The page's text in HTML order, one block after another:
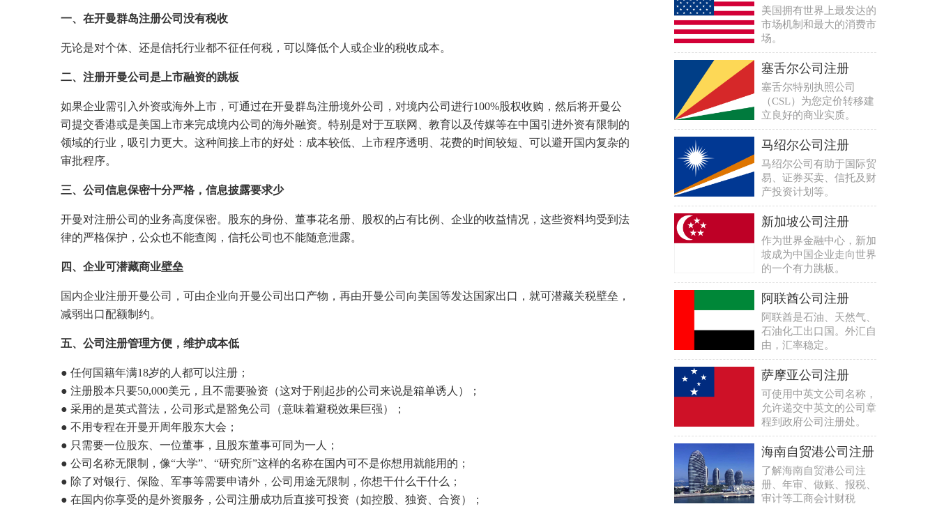
一、在开曼群岛注册公司没有税收
无论是对个体、还是信托行业都不征任何税，可以降低个人或企业的税收成本。
二、注册开曼公司是上市融资的跳板
如果企业需引入外资或海外上市，可通过在开曼群岛注册境外公司，对境内公司进行100%股权收购，然后将开曼公
司提交香港或是美国上市来完成境内公司的海外融资。特别是对于互联网、教育以及传媒等在中国引进外资有限制的
领域的行业，吸引力更大。这种间接上市的好处：成本较低、上市程序透明、花费的时间较短、可以避开国内复杂的
审批程序。
三、公司信息保密十分严格，信息披露要求少
开曼对注册公司的业务高度保密。股东的身份、董事花名册、股权的占有比例、企业的收益情况，这些资料均受到法
律的严格保护，公众也不能查阅，信托公司也不能随意泄露。
四、企业可潜藏商业壁垒
国内企业注册开曼公司，可由企业向开曼公司出口产物，再由开曼公司向美国等发达国家出口，就可潜藏关税壁垒，
减弱出口配额制约。
五、公司注册管理方便，维护成本低
● 任何国籍年满18岁的人都可以注册；
● 注册股本只要50,000美元，且不需要验资（这对于刚起步的公司来说是箱单诱人）；
● 采用的是英式普法，公司形式是豁免公司（意味着避税效果巨强）；
● 不用专程在开曼开周年股东大会；
● 只需要一位股东、一位董事，且股东董事可同为一人；
● 公司名称无限制，像“大学”、“研究所”这样的名称在国内可不是你想用就能用的；
● 除了对银行、保险、军事等需要申请外，公司用途无限制，你想干什么干什么；
● 在国内你享受的是外资服务，公司注册成功后直接可投资（如控股、独资、合资）；
美国拥有世界上最发达的
市场机制和最大的消费市
场。
塞舌尔公司注册
塞舌尔特别执照公司
（CSL）为您定价转移建
立良好的商业实质。
马绍尔公司注册
马绍尔公司有助于国际贸
易、证券买卖、信托及财
产投资计划等。
新加坡公司注册
作为世界金融中心，新加
坡成为中国企业走向世界
的一个有力跳板。
阿联酋公司注册
阿联酋是石油、天然气、
石油化工出口国。外汇自
由，汇率稳定。
萨摩亚公司注册
可使用中英文公司名称，
允许递交中英文的公司章
程到政府公司注册处。
海南自贸港公司注册
了解海南自贸港公司注
册、年审、做账、报税、
审计等工商会计财税